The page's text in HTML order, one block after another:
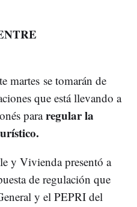
martes se tomarán de
que está llevando a
pararegular la
y Vivienda presentó a
de regulación que
y el PEPRI del